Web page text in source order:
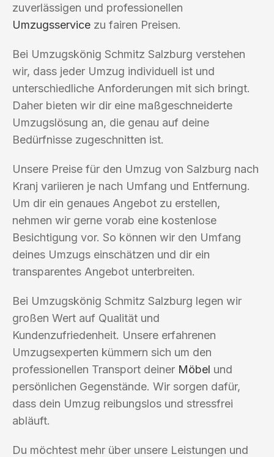
zuverlässigen und professionellen
Umzugsservice zu fairen Preisen.
Bei Umzugskönig Schmitz Salzburg verstehen
wir, dass jeder Umzug individuell ist und
unterschiedliche Anforderungen mit sich bringt.
Daher bieten wir dir eine maßgeschneiderte
Umzugslösung an, die genau auf deine
Bedürfnisse zugeschnitten ist.
Unsere Preise für den Umzug von Salzburg nach
Kranj variieren je nach Umfang und Entfernung.
Um dir ein genaues Angebot zu erstellen,
nehmen wir gerne vorab eine kostenlose
Besichtigung vor. So können wir den Umfang
deines Umzugs einschätzen und dir ein
transparentes Angebot unterbreiten.
Bei Umzugskönig Schmitz Salzburg legen wir
großen Wert auf Qualität und
Kundenzufriedenheit. Unsere erfahrenen
Umzugsexperten kümmern sich um den
professionellen Transport deiner Möbel und
persönlichen Gegenstände. Wir sorgen dafür,
dass dein Umzug reibungslos und stressfrei
abläuft.
Du möchtest mehr über unsere Leistungen und